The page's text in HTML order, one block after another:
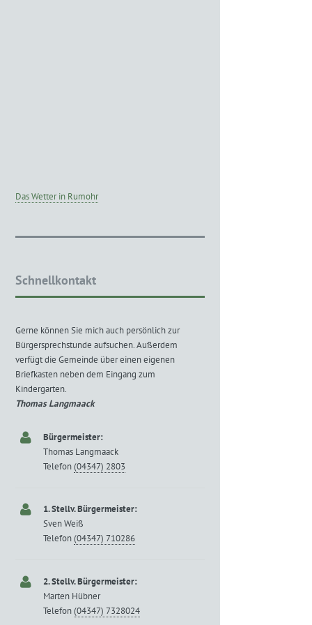
Das Wetter in Rumohr
Schnellkontakt
Gerne können Sie mich auch persönlich zur
Bürgersprechstunde aufsuchen. Außerdem
verfügt die Gemeinde über einen eigenen
Briefkasten neben dem Eingang zum
Kindergarten.
Thomas Langmaack
Bürgermeister:
Thomas Langmaack
Telefon(04347) 2803
1. Stellv. Bürgermeister:
Sven Weiß
Telefon(04347) 710286
2. Stellv. Bürgermeister:
Marten Hübner
Telefon(04347) 7328024